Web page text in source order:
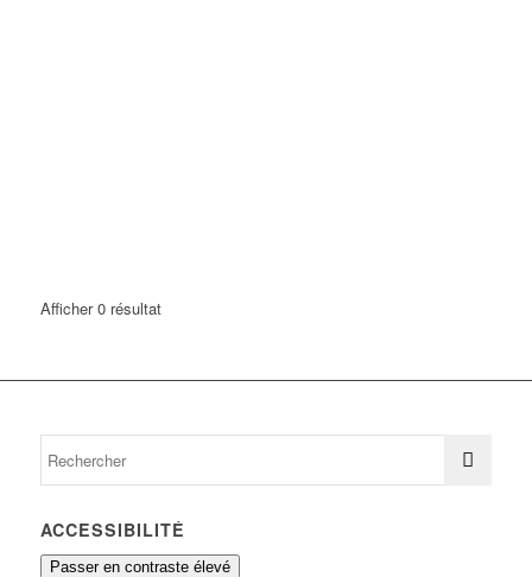
Afficher 0 résultat
ACCESSIBILITÉ
Passer en contraste élevé